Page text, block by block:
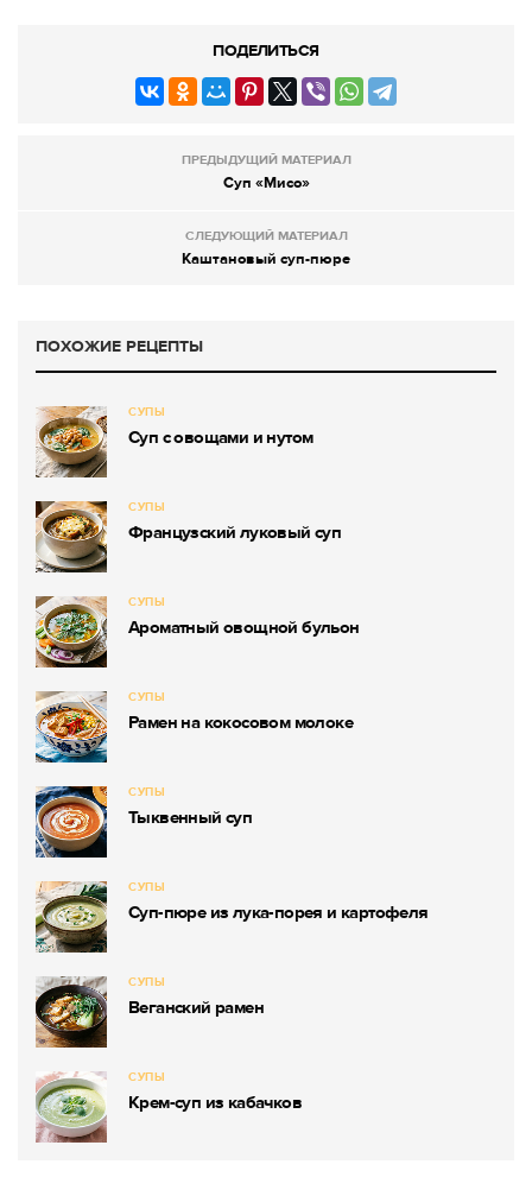
ПОДЕЛИТЬСЯ
ПРЕДЫДУЩИЙ МАТЕРИАЛ
Суп «Мисо»
СЛЕДУЮЩИЙ МАТЕРИАЛ
Каштановый суп-пюре
ПОХОЖИЕ РЕЦЕПТЫ
СУПЫ
Суп с овощами и нутом
СУПЫ
Французский луковый суп
СУПЫ
Ароматный овощной бульон
СУПЫ
Рамен на кокосовом молоке
СУПЫ
Тыквенный суп
СУПЫ
Суп-пюре из лука-порея и картофеля
СУПЫ
Веганский рамен
СУПЫ
Крем-суп из кабачков